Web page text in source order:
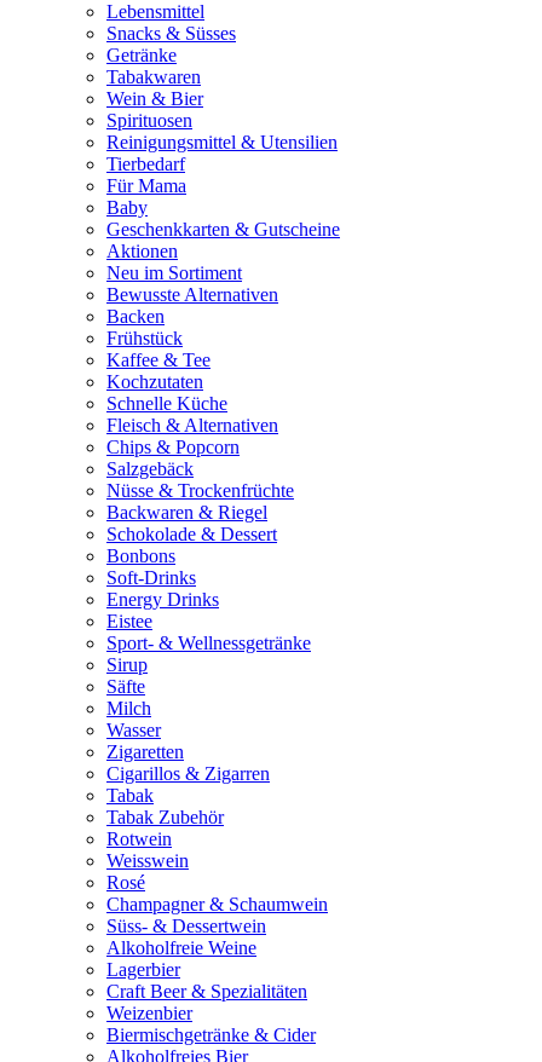
Lebensmittel
Snacks & Süsses
Getränke
Tabakwaren
Wein & Bier
Spirituosen
Reinigungsmittel & Utensilien
Tierbedarf
Für Mama
Baby
Geschenkkarten & Gutscheine
Aktionen
Neu im Sortiment
Bewusste Alternativen
Backen
Frühstück
Kaffee & Tee
Kochzutaten
Schnelle Küche
Fleisch & Alternativen
Chips & Popcorn
Salzgebäck
Nüsse & Trockenfrüchte
Backwaren & Riegel
Schokolade & Dessert
Bonbons
Soft-Drinks
Energy Drinks
Eistee
Sport- & Wellnessgetränke
Sirup
Säfte
Milch
Wasser
Zigaretten
Cigarillos & Zigarren
Tabak
Tabak Zubehör
Rotwein
Weisswein
Rosé
Champagner & Schaumwein
Süss- & Dessertwein
Alkoholfreie Weine
Lagerbier
Craft Beer & Spezialitäten
Weizenbier
Biermischgetränke & Cider
Alkoholfreies Bier